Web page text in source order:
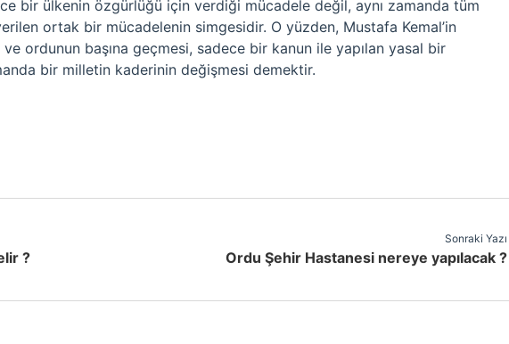
bir ülkenin özgürlüğü için verdiği mücadele değil, aynı zamanda tüm
ortak bir mücadelenin simgesidir. O yüzden, Mustafa Kemal’in
ordunun başına geçmesi, sadece bir kanun ile yapılan yasal bir
bir milletin kaderinin değişmesi demektir.
?
Sonraki Yazı
Ordu Şehir Hastanesi nereye yapılacak ?